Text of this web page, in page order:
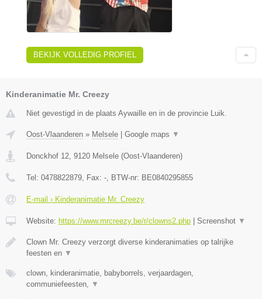
BEKIJK VOLLEDIG PROFIEL
Kinderanimatie Mr. Creezy
Niet gevestigd in de plaats Aywaille en in de provincie Luik.
Oost-Vlaanderen » Melsele Google maps ▼
Donckhof 12, 9120 Melsele (Oost-Vlaanderen)
Tel: 0478822879, Fax: -, BTW-nr: BE0840295855
E-mail › Kinderanimatie Mr. Creezy
Website: https://www.mrcreezy.be/r/clowns2.php Screenshot ▼
Clown Mr. Creezy verzorgt diverse kinderanimaties op talrijke
feesten en ▼
clown, kinderanimatie, babyborrels, verjaardagen,
communiefeesten, ▼